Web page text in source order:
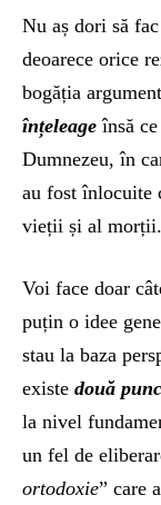
Nu aș dori să
deoarece orice
bogăția
înțeleage însă
Dumnezeu, în
au fost înlocuite
vieții și al morții.
Voi face doar
puțin o idee
stau la baza
existe două
la nivel
un fel de
ortodoxie” care